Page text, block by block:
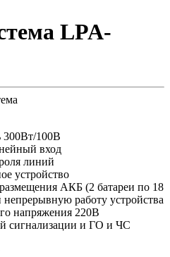
LPA-
300Вт/100В
вход
линий
устройство
АКБ (2 батареи по 18
работу устройства
напряжения 220В
сигнализации и ГО и ЧС